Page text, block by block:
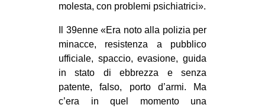
molesta, con problemi psichiatrici».
Il 39enne «Era noto alla polizia per
minacce, resistenza a pubblico
ufficiale, spaccio, evasione, guida
in stato di ebbrezza e senza
patente, falso, porto d’armi. Ma
c’era in quel momento una